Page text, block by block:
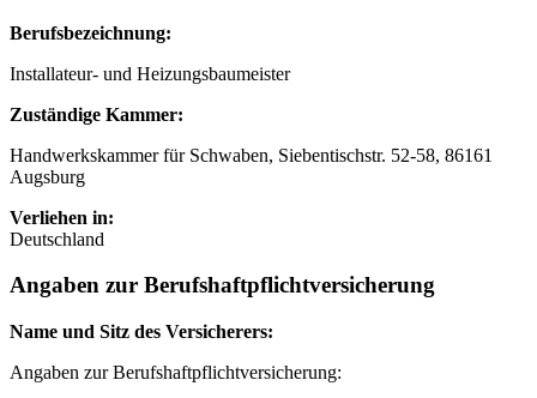
Berufsbezeichnung:
Installateur- und Heizungsbaumeister
Zuständige Kammer:
Handwerkskammer für Schwaben, Siebentischstr. 52-58, 86161
Augsburg
Verliehen in:
Deutschland
Angaben zur Berufs­haftpflicht­versicherung
Name und Sitz des Versicherers:
Angaben zur Berufshaftpflichtversicherung: